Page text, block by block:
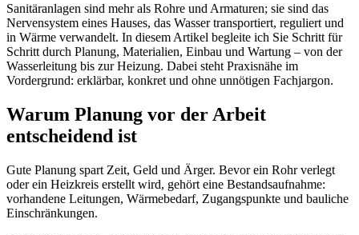
zur
Planen,
Sanitäranlagen sind mehr als Rohre und Armaturen; sie sind das
Nervensystem eines Hauses, das Wasser transportiert, reguliert und
in Wärme verwandelt. In diesem Artikel begleite ich Sie Schritt für
Schritt durch Planung, Materialien, Einbau und Wartung – von der
Wasserleitung bis zur Heizung. Dabei steht Praxisnähe im
Vordergrund: erklärbar, konkret und ohne unnötigen Fachjargon.
Warum Planung vor der Arbeit
entscheidend ist
Gute Planung spart Zeit, Geld und Ärger. Bevor ein Rohr verlegt
oder ein Heizkreis erstellt wird, gehört eine Bestandsaufnahme:
vorhandene Leitungen, Wärmebedarf, Zugangspunkte und bauliche
Einschränkungen.